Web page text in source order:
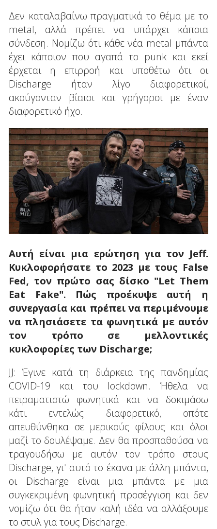
Δεν καταλαβαίνω πραγματικά το θέμα με το
metal, αλλά πρέπει να υπάρχει κάποια
σύνδεση. Νομίζω ότι κάθε νέα metal μπάντα
έχει κάποιον που αγαπά το punk και εκεί
έρχεται η επιρροή και υποθέτω ότι οι
Discharge ήταν λίγο διαφορετικοί,
ακούγονταν βίαιοι και γρήγοροι με έναν
διαφορετικό ήχο.
Αυτή είναι μια ερώτηση για τον Jeff.
Κυκλοφορήσατε το 2023 με τους False
Fed, τον πρώτο σας δίσκο "Let Them
Eat
Fake". Πώς προέκυψε αυτή η
συνεργασία και πρέπει να περιμένουμε
να πλησιάσετε τα φωνητικά με αυτόν
τον τρόπο σε μελλοντικές
κυκλοφορίες των Discharge;
JJ: Έγινε κατά τη διάρκεια της πανδημίας
COVID-19 και του lockdown. Ήθελα να
πειραματιστώ φωνητικά και να δοκιμάσω
κάτι εντελώς διαφορετικό, οπότε
απευθύνθηκα σε μερικούς φίλους και όλοι
μαζί το δουλέψαμε. Δεν θα προσπαθούσα να
τραγουδήσω με αυτόν τον τρόπο στους
Discharge, γι' αυτό το έκανα με άλλη μπάντα,
οι Discharge είναι μια μπάντα με μια
συγκεκριμένη φωνητική προσέγγιση και δεν
νομίζω ότι θα ήταν καλή ιδέα να αλλάξουμε
το στυλ για τους Discharge.